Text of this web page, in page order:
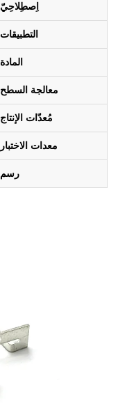
اِصطِلاحِيّ
التطبيقات
المادة
معالجة السطح
مُعدّات الإنتاج
معدات الاختبار
رسم